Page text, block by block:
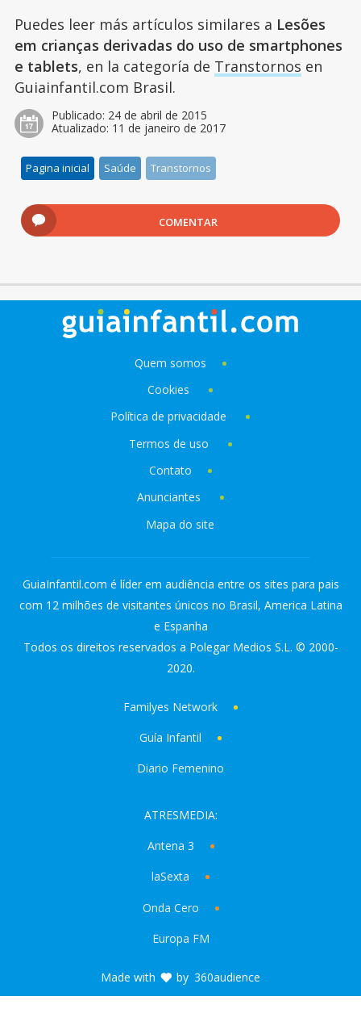
Puedes leer más artículos similares a Lesões
em crianças derivadas do uso de smartphones
e tablets, en la categoría de Transtornos en
Guiainfantil.com Brasil.
Publicado: 24 de abril de 2015
Atualizado: 11 de janeiro de 2017
Pagina inicial Saúde Transtornos
COMENTAR
Quem somos
Cookies
Política de privacidade
Termos de uso
Contato
Anunciantes
Mapa do site
GuiaInfantil.com é líder em audiência entre os sites para pais
com 12 milhões de visitantes únicos no Brasil, America Latina
e Espanha
Todos os direitos reservados a Polegar Medios S.L. © 2000-
2020.
Familyes Network
Guía Infantil
Diario Femenino
ATRESMEDIA:
Antena 3
laSexta
Onda Cero
Europa FM
Made with by 360audience